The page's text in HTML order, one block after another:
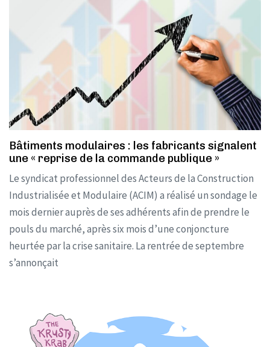
Bâtiments modulaires : les fabricants signalent
une « reprise de la commande publique »
Le syndicat professionnel des Acteurs de la Construction
Industrialisée et Modulaire (ACIM) a réalisé un sondage le
mois dernier auprès de ses adhérents afin de prendre le
pouls du marché, après six mois d’une conjoncture
heurtée par la crise sanitaire. La rentrée de septembre
s’annonçait